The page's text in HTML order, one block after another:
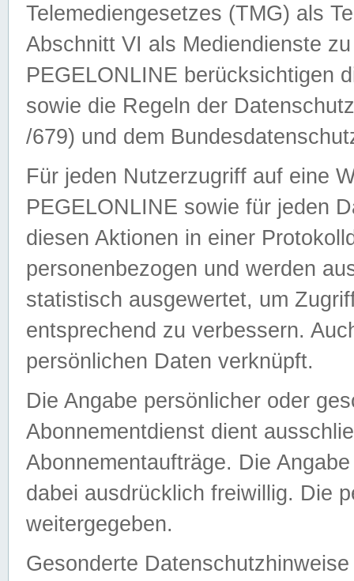
Telemediengesetzes (TMG) als
Abschnitt VI als Mediendienste
PEGELONLINE berücksichtigen
sowie die Regeln der
/679) und dem
Für jeden Nutzerzugriff auf eine
PEGELONLINE sowie für jeden
diesen Aktionen in einer
personenbezogen und werden
statistisch ausgewertet, um
entsprechend zu verbessern.
persönlichen Daten verknüpft.
Die Angabe persönlicher oder
Abonnementdienst dient
Abonnementaufträge. Die
dabei ausdrücklich freiwillig. Die
weitergegeben.
Gesonderte